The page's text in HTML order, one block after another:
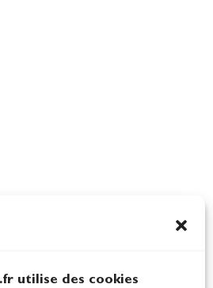
utilise des cookies